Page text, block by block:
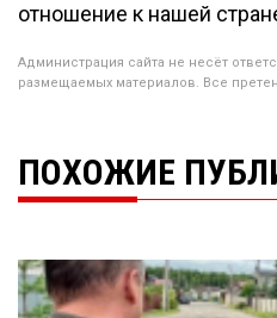
отношение к нашей
Администрация сайта не несёт
размещаемых материалов. Все
ПОХОЖИЕ